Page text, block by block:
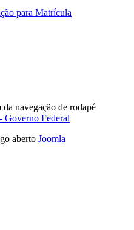
para Matrícula
da navegação de rodapé
aberto Joomla